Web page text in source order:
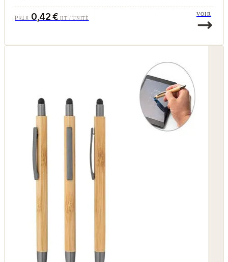
PRIX 0,42 €HT / UNITÉ
VOIR